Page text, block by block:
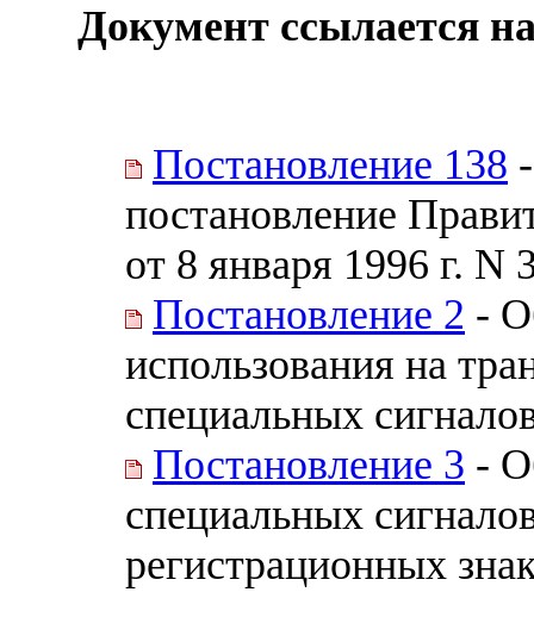
Документ ссылается
Постановление 138
постановление
от 8 января 1996 г. N
Постановление 2 -
использования на
специальных
Постановление 3 -
специальных
регистрационных